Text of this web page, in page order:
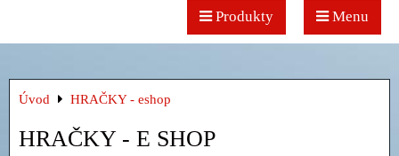
Produkty Menu
Úvod HRAČKY - eshop
HRAČKY - E SHOP